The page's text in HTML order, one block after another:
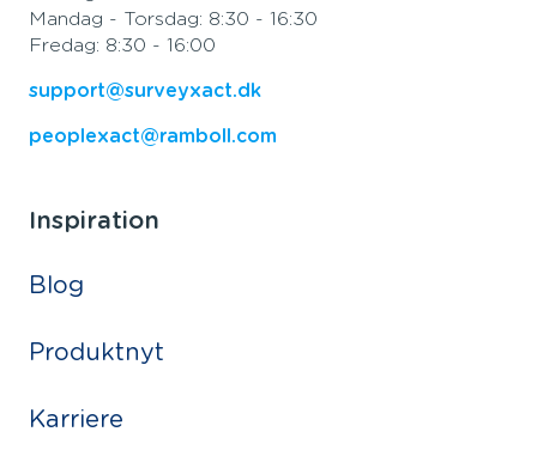
Mandag - Torsdag: 8:30 - 16:30
Fredag: 8:30 - 16:00
support@surveyxact.dk
peoplexact@ramboll.com
Inspiration
Blog
Produktnyt
Karriere